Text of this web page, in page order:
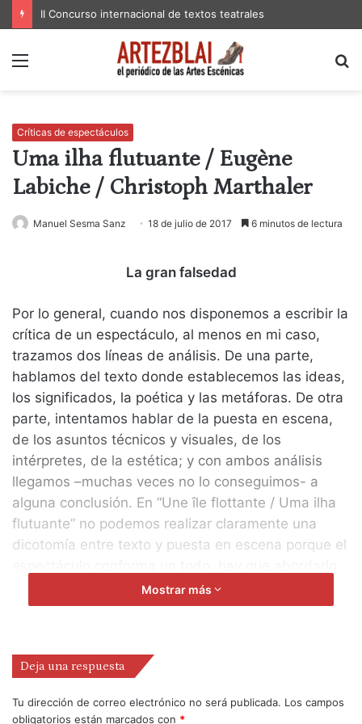
II Concurso internacional de textos teatrales
Menú
Críticas de espectáculos
Uma ilha flutuante / Eugène
Labiche / Christoph Marthaler
Manuel Sesma Sanz 18 de julio de 2017 6 minutos de lectura
La gran falsedad
Por lo general, cuando nos disponemos a escribir la
crítica de un espectáculo, al menos en mi caso,
trazamos dos líneas de análisis. De una parte,
hablamos del texto donde establecemos las ideas,
los significados, la poética y las metáforas. De otra
parte, intentamos hablar de la puesta en escena,
de los asuntos técnicos y visuales, de los
intérpretes, de la estética; y con ambos análisis
llegamos –muchas veces no lo conseguimos- a
alguna conclusión. En “Une île flottante / Uma ilha
flutuante” no podemos realizar claramente una
dicotomía entre texto y puesta en escena porque el
perfección con los gestos, con los movimientos,
argumento y la trama, los diálogos y los silencios,
Mostrar más
Deja una respuesta
Tu dirección de correo electrónico no será publicada. Los campos
obligatorios están marcados con *